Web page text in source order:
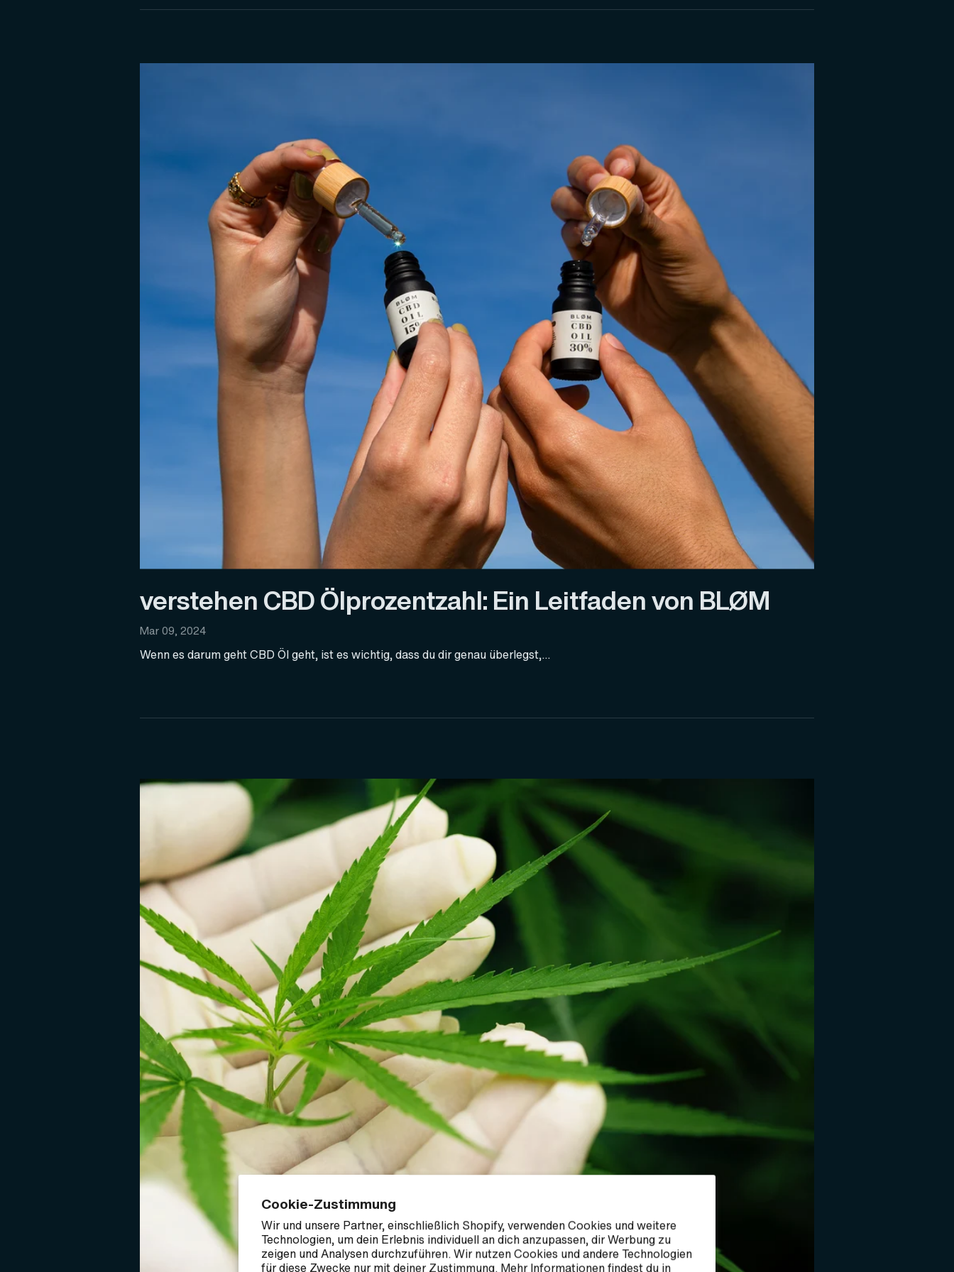
Cookie-Zustimmung
Wir und unsere Partner, einschließlich Shopify, verwenden Cookies und weitere
Technologien, um dein Erlebnis individuell an dich anzupassen, dir Werbung zu
zeigen und Analysen durchzuführen. Wir nutzen Cookies und andere Technologien
für diese Zwecke nur mit deiner Zustimmung. Mehr Informationen findest du in
verstehen CBD Ölprozentzahl: Ein Leitfaden von BLØM
Mar 09, 2024
Wenn es darum geht CBD Öl geht, ist es wichtig, dass du dir genau überlegst,...